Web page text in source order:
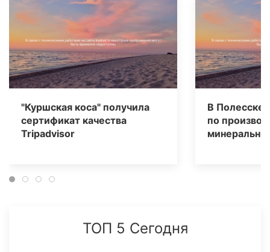
"Куршская коса" получила
сертификат качества
Tripаdvisor
В Полесске
по
ТОП 5 Сегодня